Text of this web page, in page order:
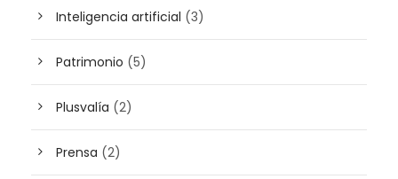
Inteligencia artificial (3)
Patrimonio (5)
Plusvalía (2)
Prensa (2)